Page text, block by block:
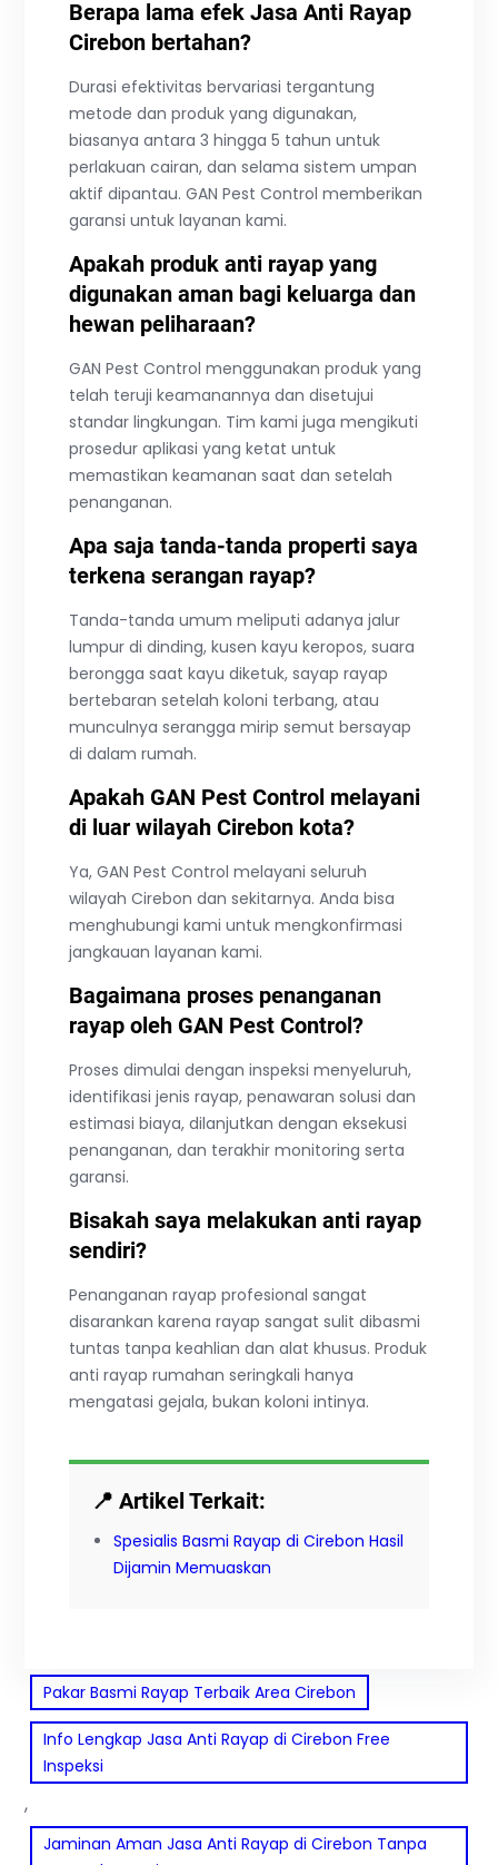
Berapa lama efek Jasa Anti Rayap
Cirebon bertahan?
Durasi efektivitas bervariasi tergantung
metode dan produk yang digunakan,
biasanya antara 3 hingga 5 tahun untuk
perlakuan cairan, dan selama sistem umpan
aktif dipantau. GAN Pest Control memberikan
garansi untuk layanan kami.
Apakah produk anti rayap yang
digunakan aman bagi keluarga dan
hewan peliharaan?
GAN Pest Control menggunakan produk yang
telah teruji keamanannya dan disetujui
standar lingkungan. Tim kami juga mengikuti
prosedur aplikasi yang ketat untuk
memastikan keamanan saat dan setelah
penanganan.
Apa saja tanda-tanda properti saya
terkena serangan rayap?
Tanda-tanda umum meliputi adanya jalur
lumpur di dinding, kusen kayu keropos, suara
berongga saat kayu diketuk, sayap rayap
bertebaran setelah koloni terbang, atau
munculnya serangga mirip semut bersayap
di dalam rumah.
Apakah GAN Pest Control melayani
di luar wilayah Cirebon kota?
Ya, GAN Pest Control melayani seluruh
wilayah Cirebon dan sekitarnya. Anda bisa
menghubungi kami untuk mengkonfirmasi
jangkauan layanan kami.
Bagaimana proses penanganan
rayap oleh GAN Pest Control?
Proses dimulai dengan inspeksi menyeluruh,
identifikasi jenis rayap, penawaran solusi dan
estimasi biaya, dilanjutkan dengan eksekusi
penanganan, dan terakhir monitoring serta
garansi.
Bisakah saya melakukan anti rayap
sendiri?
Penanganan rayap profesional sangat
disarankan karena rayap sangat sulit dibasmi
tuntas tanpa keahlian dan alat khusus. Produk
anti rayap rumahan seringkali hanya
mengatasi gejala, bukan koloni intinya.
📍 Artikel Terkait:
Spesialis Basmi Rayap di Cirebon Hasil
Dijamin Memuaskan
Pakar Basmi Rayap Terbaik Area Cirebon
Info Lengkap Jasa Anti Rayap di Cirebon Free
Inspeksi
,
Jaminan Aman Jasa Anti Rayap di Cirebon Tanpa